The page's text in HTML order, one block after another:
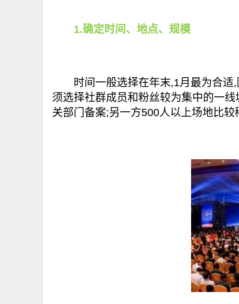
1.确定时间、地点、规模
时间一般选择在年末,1月最为合适,
须选择社群成员和粉丝较为集中的一
关部门备案;另一方500人以上场地比较